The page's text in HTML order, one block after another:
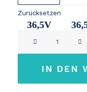
36,5V
Zurücksetzen
IN DEN